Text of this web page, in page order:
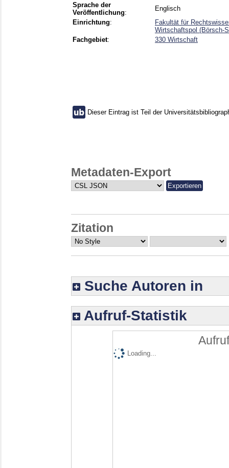
Sprache der
Veröffentlichung:
Englisch
Einrichtung:
Fakultät für
Wirtschaftspol (Börsch-
Fachgebiet: 330 Wirtschaft
Dieser Eintrag ist Teil der
Metadaten-Export
Zitation
Suche Autoren in
Aufruf-Statistik
Loading...